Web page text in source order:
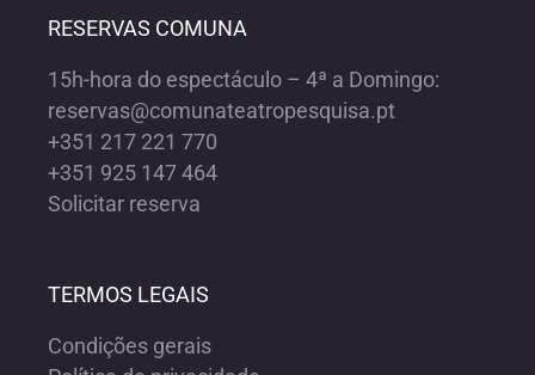
RESERVAS COMUNA
15h-hora do espectáculo – 4ª a Domingo:
reservas@comunateatropesquisa.pt
+351 217 221 770
+351 925 147 464
Solicitar reserva
TERMOS LEGAIS
Condições gerais